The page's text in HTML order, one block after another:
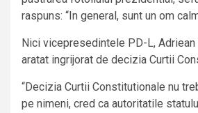
raspuns: “In general, sunt un om
Nici vicepresedintele PD-L, Adriean
aratat ingrijorat de decizia Curtii
“Decizia Curtii Constitutionale nu
pe nimeni, cred ca autoritatile